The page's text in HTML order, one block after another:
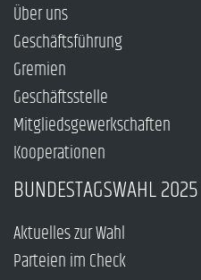
Über uns
Geschäftsführung
Gremien
Geschäftsstelle
Mitgliedsgewerkschaften
Kooperationen
BUNDESTAGSWAHL 2025
Aktuelles zur Wahl
Parteien im Check